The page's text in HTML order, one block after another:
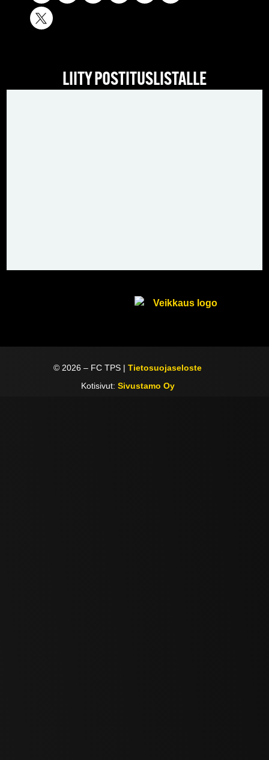
LIITY POSTITUSLISTALLE
© 2026 – FC TPS |Tietosuojaseloste
Kotisivut: Sivustamo Oy